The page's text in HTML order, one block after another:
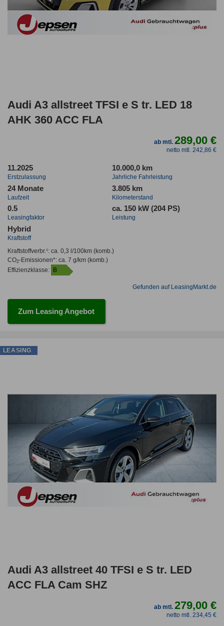
Audi A3 allstreet TFSI e S tr. LED 18
AHK 360 ACC FLA
ab mtl.289,00 €
netto mtl. 242,86 €
11.2025
Erstzulassung
10.000,0 km
Jahrliche Fahrleistung
24 Monate
Laufzeit
3.805 km
Kilometerstand
0.5
Leasingfaktor
ca. 150 kW (204 PS)
Leistung
Hybrid
Kraftstoff
Kraftstoffverbr.¹: ca. 0,3 l/100km(komb.)
CO2-Emissionen*: ca. 7 g/km(komb.)
Effizienzklasse:
B
Gefunden auf LeasingMarkt.de
Zum Leasing Angebot
Audi A3 allstreet 40 TFSI e S tr. LED
ACC FLA Cam SHZ
ab mtl.279,00 €
netto mtl. 234,45 €
LEASING